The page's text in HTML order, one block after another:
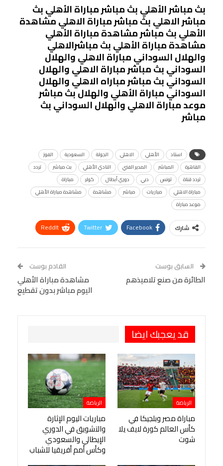
بث مباشر الأهلي بث مباشر مباراة الأهلي بث
مباشر الاهلي بث مباشر مباراة الاهلي مشاهدة
الأهلي بث مباشر مشاهدة مباراة الأهلي
مشاهدة مباراة الأهلي بث مباشرالاهلي
والهلال السوداني مباراة الاهلي والهلال
السوداني بث مباشر مباراة الاهلي والهلال
السوداني بث مباشر مباراه الاهلي والهلال
السوداني مباراة الأهلي والهلال بث مباشر
موعد مباراة الاهلي والهلال السوداني بث
مباشر
استاد الأهلي الاهلي الجولة السعودية
الفوز
القاهرة
المباشر المدير الفني النادي الأهلي بث مباشر
تردد
تردد قناة
تونس دبي دوري أبطال كولر
مباراة
مباراة الاهلي
مباريات مباشر مشاهدة
مشاهدة مباراة الأهلي
موعد مباراة
شارك Facebook
Twitter
ReddIt
Tumblr
البريد الإلكتروني
StumbleUpon
VK
BlackBerry
Viber
السابق بوست
الطائرة من صنع تلاميذهم
القادم بوست
مشاهدة مباراة الأهلي
اليوم مباشر بدون تقطيع
قد يعجبك ايضا
الرياضة
مباراة مصر وبلجيكا في
كأس العالم كورة لايف يلا
شوت
الرياضة
مباريات اليوم الإثارة
والتشويق في الدوري
الإيطالي والسعودي
وكأس أمم أفريقيا للشباب